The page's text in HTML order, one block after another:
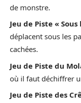
de monstre.
Jeu de Piste «
déplacent sous les
cachées.
Jeu de Piste du
où il faut déchiffrer
Jeu de Piste des